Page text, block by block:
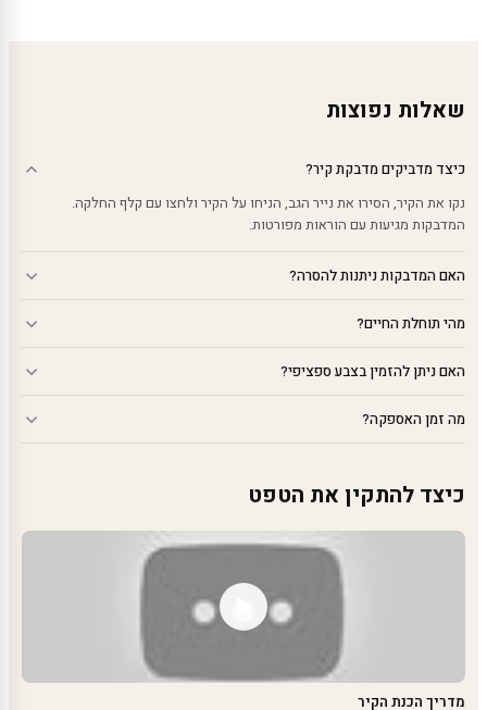
שאלות נפוצות
כיצד מדביקים מדבקת קיר?
נקו את הקיר, הסירו את נייר הגב, הניחו על הקיר ולחצו עם קלף החלקה.
המדבקות מגיעות עם הוראות מפורטות.
האם המדבקות ניתנות להסרה?
מהי תוחלת החיים?
האם ניתן להזמין בצבע ספציפי?
מה זמן האספקה?
כיצד להתקין את הטפט
מדריך הכנת הקיר